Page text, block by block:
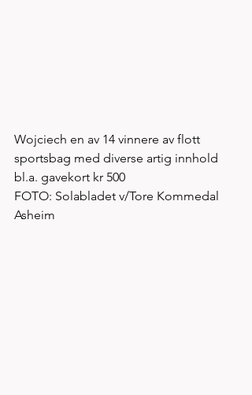
Wojciech en av 14 vinnere av flott
sportsbag med diverse artig innhold
bl.a. gavekort kr 500
FOTO: Solabladet v/Tore Kommedal
Asheim